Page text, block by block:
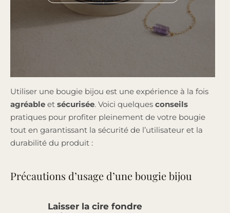
Utiliser une bougie bijou est une expérience à la fois
agréable et sécurisée. Voici quelques conseils
pratiques pour profiter pleinement de votre bougie
tout en garantissant la sécurité de l’utilisateur et la
durabilité du produit :
Précautions d’usage d’une bougie bijou
Laisser la cire fondre